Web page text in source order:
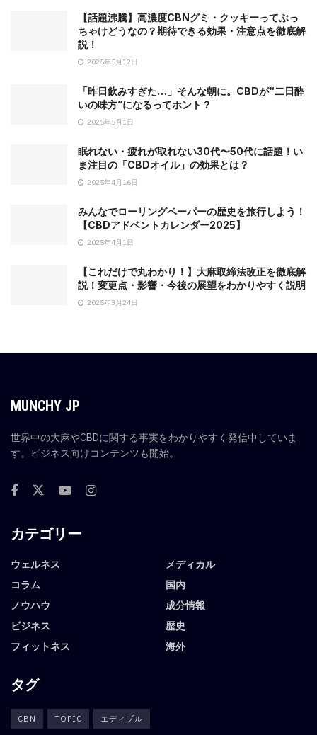
【話題沸騰】高濃度CBNグミ・クッキーってぶっ
ちゃけどうなの？期待できる効果・注意点を徹底解
説！
2025年5月12日
「昨日飲みすぎた…」そんな朝に。CBDが“二日酔
いの味方”になるってホント？
2025年5月1日
眠れない・疲れが取れない30代〜50代に話題！い
ま注目の「CBDオイル」の効果とは？
2025年4月16日
みんなでローリングペーパーの歴史を旅行しよう！
【CBDアドベントカレンダー2025】
2025年4月1日
【これだけで丸わかり！】大麻取締法改正を徹底解
説！変更点・影響・今後の展望をわかりやすく説明
2025年3月24日
MUNCHY JP
世界中の大麻やCBDに関する事実をわかりやすく発信中していま
す。ビジネス向けコンテンツも開始。
カテゴリー
ウェルネス
コラム
ノウハウ
ビジネス
フィットネス
メディカル
国内
成分情報
歴史
海外
タグ
CBN TOPIC エディブル